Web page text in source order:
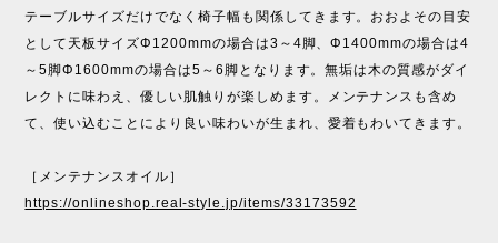
テーブルサイズだけでなく椅子幅も関係してきます。おおよその目安
として天板サイズΦ1200mmの場合は3～4脚、Φ1400mmの場合は4
～5脚Φ1600mmの場合は5～6脚となります。無垢は木の質感がダイ
レクトに味わえ、優しい肌触りが楽しめます。メンテナンスも含め
て、使い込むことにより良い味わいが生まれ、愛着もわいてきます。
［メンテナンスオイル］
https://onlineshop.real-style.jp/items/33173592